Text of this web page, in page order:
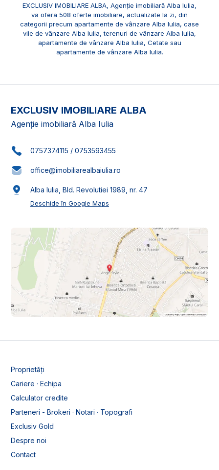
EXCLUSIV IMOBILIARE ALBA, Agenție imobiliară Alba Iulia,
va ofera 508 oferte imobiliare, actualizate la zi, din
categorii precum apartamente de vânzare Alba Iulia, case
vile de vânzare Alba Iulia,terenuri de vânzare Alba Iulia,
apartamente de vânzare Alba Iulia, Cetate sau
apartamente de vânzare Alba Iulia.
EXCLUSIV IMOBILIARE ALBA
Agenție imobiliară Alba Iulia
0757374115 / 0753593455
office@imobiliarealbaiulia.ro
Alba Iulia, Bld. Revolutiei 1989, nr. 47
Deschide în Google Maps
Proprietăți
Cariere · Echipa
Calculator credite
Parteneri - Brokeri · Notari · Topografi
Exclusiv Gold
Despre noi
Contact